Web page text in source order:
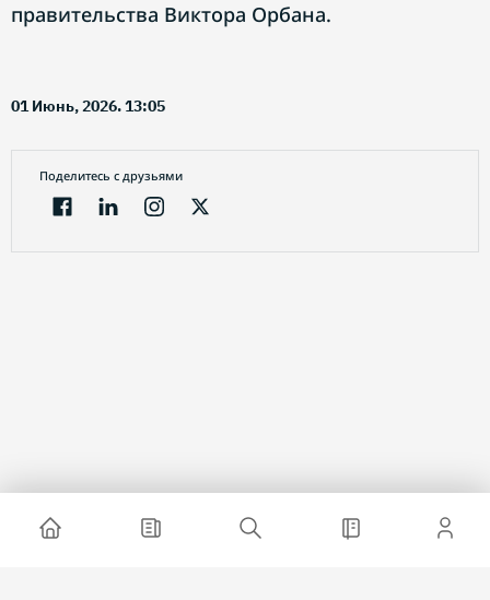
правительства Виктора Орбана.
01 Июнь, 2026. 13:05
Поделитесь с друзьями